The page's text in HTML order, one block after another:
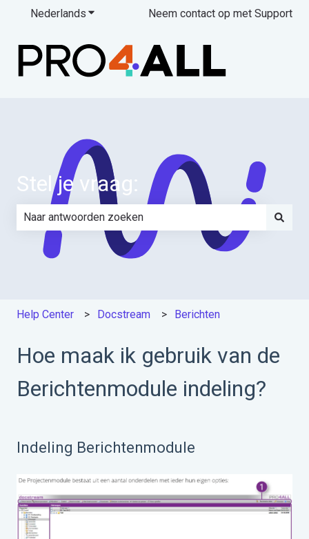
Nederlands Submenu tonen voor vertalingen
Neem contact op met Support
Stel je vraag:
Er zijn geen suggesties want het zoekveld is leeg.
Help Center Docstream Berichten
Hoe maak ik gebruik van de
Berichtenmodule indeling?
Indeling Berichtenmodule